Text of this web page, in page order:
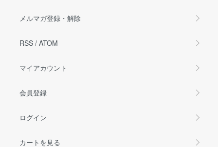
メルマガ登録・解除
RSS / ATOM
マイアカウント
会員登録
ログイン
カートを見る